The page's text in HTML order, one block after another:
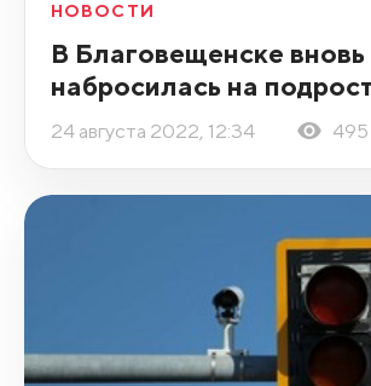
НОВОСТИ
В Благовещенске вновь
набросилась на
24 августа 2022, 12:34 495